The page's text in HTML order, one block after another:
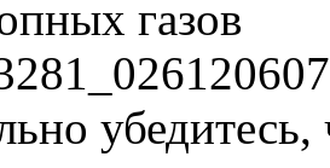
газов